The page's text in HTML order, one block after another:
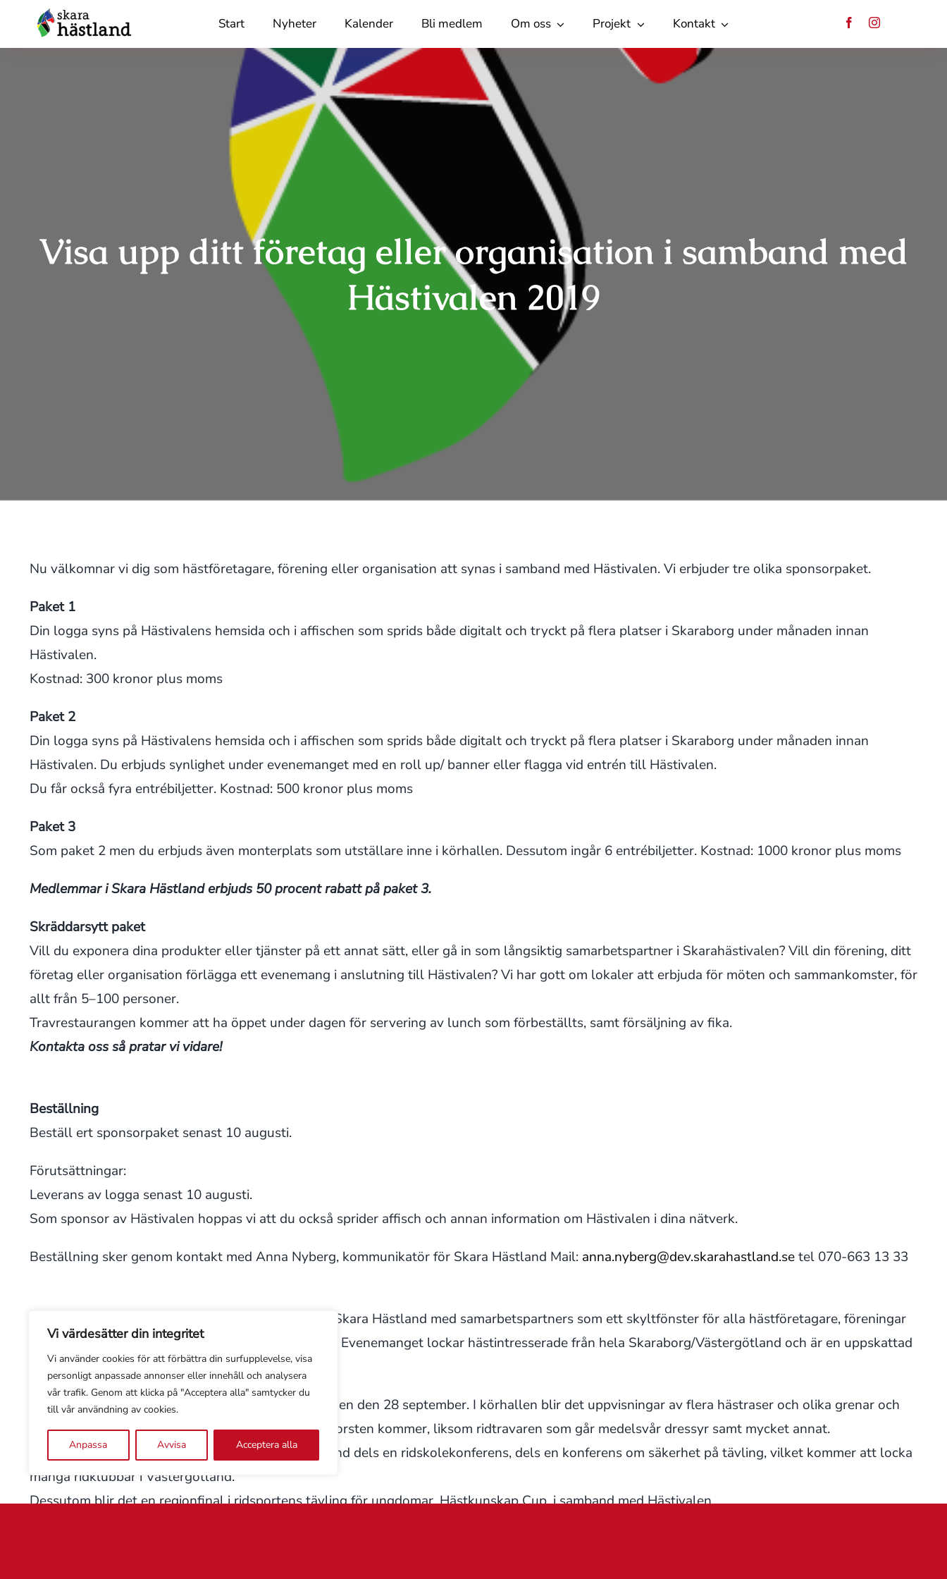
Vi värdesätter din integritet
Vi använder cookies för att förbättra din surfupplevelse, visa
personligt anpassade annonser eller innehåll och analysera
vår trafik. Genom att klicka på "Acceptera alla" samtycker du
till vår användning av cookies.
Anpassa Avvisa Acceptera alla
Start Nyheter Kalender Bli medlem Om oss Projekt Kontakt
Visa upp ditt företag eller organisation i samband med
Hästivalen 2019
Nu välkomnar vi dig som hästföretagare, förening eller organisation att synas i samband med Hästivalen. Vi erbjuder tre olika sponsorpaket.
Paket 1
Din logga syns på Hästivalens hemsida och i affischen som sprids både digitalt och tryckt på flera platser i Skaraborg under månaden innan
Hästivalen.
Kostnad: 300 kronor plus moms
Paket 2
Din logga syns på Hästivalens hemsida och i affischen som sprids både digitalt och tryckt på flera platser i Skaraborg under månaden innan
Hästivalen. Du erbjuds synlighet under evenemanget med en roll up/ banner eller flagga vid entrén till Hästivalen.
Du får också fyra entrébiljetter. Kostnad: 500 kronor plus moms
Paket 3
Som paket 2 men du erbjuds även monterplats som utställare inne i körhallen. Dessutom ingår 6 entrébiljetter. Kostnad: 1000 kronor plus moms
Medlemmar i Skara Hästland erbjuds 50 procent rabatt på paket 3.
Skräddarsytt paket
Vill du exponera dina produkter eller tjänster på ett annat sätt, eller gå in som långsiktig samarbetspartner i Skarahästivalen? Vill din förening, ditt
företag eller organisation förlägga ett evenemang i anslutning till Hästivalen? Vi har gott om lokaler att erbjuda för möten och sammankomster, för
allt från 5–100 personer.
Travrestaurangen kommer att ha öppet under dagen för servering av lunch som förbeställts, samt försäljning av fika.
Kontakta oss så pratar vi vidare!
Beställning
Beställ ert sponsorpaket senast 10 augusti.
Förutsättningar:
Leverans av logga senast 10 augusti.
Som sponsor av Hästivalen hoppas vi att du också sprider affisch och annan information om Hästivalen i dina nätverk.
Beställning sker genom kontakt med Anna Nyberg, kommunikatör för Skara Hästland Mail: anna.nyberg@dev.skarahastland.setel 070-663 13 33
SkaraHästivalen genomförs årligen av Föreningen Skara Hästland med samarbetspartners som ett skyltfönster för alla hästföretagare, föreningar
och lärosäten med anknytning till häst i Skaraborg. Evenemanget lockar hästintresserade från hela Skaraborg/Västergötland och är en uppskattad
mötesplats.
I år genomförs Hästivalen på Axevallatravet lördagen den 28 september. I körhallen blir det uppvisningar av flera hästraser och olika grenar och
användningsområden för häst. Dressyrardennern Torsten kommer, liksom ridtravaren som går medelsvår dressyr samt mycket annat.
Under dagen ordnar Västergötlands Ridsportförbund dels en ridskolekonferens, dels en konferens om säkerhet på tävling, vilket kommer att locka
många ridklubbar i Västergötland.
Dessutom blir det en regionfinal i ridsportens tävling för ungdomar, Hästkunskap Cup, i samband med Hästivalen.